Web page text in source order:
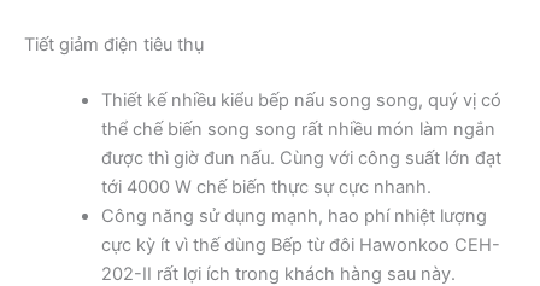
Tiết giảm điện tiêu thụ
Thiết kế nhiều kiểu bếp nấu song song, quý vị có
thể chế biến song song rất nhiều món làm ngắn
được thì giờ đun nấu. Cùng với công suất lớn đạt
tới 4000 W chế biến thực sự cực nhanh.
Công năng sử dụng mạnh, hao phí nhiệt lượng
cực kỳ ít vì thế dùng Bếp từ đôi Hawonkoo CEH-
202-II rất lợi ích trong khách hàng sau này.